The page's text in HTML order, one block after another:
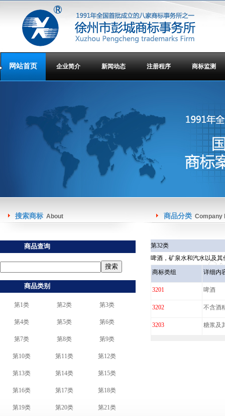
网站首页 企业简介 新闻动态 注册程序 商标监测
搜索商标 About
商品查询
商品类别
第1类 第2类 第3类
第4类 第5类 第6类
第7类 第8类 第9类
第10类 第11类 第12类
第13类 第14类 第15类
第16类 第17类 第18类
第19类 第20类 第21类
商品分类 Company
第32类
啤酒，矿泉水和汽水以及
商标类组
详细内
3201 啤酒
3202 不含酒
3203 糖浆及